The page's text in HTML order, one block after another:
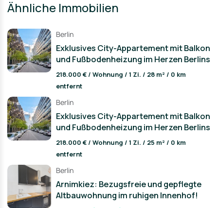
Ähnliche Immobilien
Berlin
Exklusives City-Appartement mit Balkon
und Fußbodenheizung im Herzen Berlins
218.000 € / Wohnung / 1 Zi. / 28 m² / 0 km
entfernt
Berlin
Exklusives City-Appartement mit Balkon
und Fußbodenheizung im Herzen Berlins
218.000 € / Wohnung / 1 Zi. / 25 m² / 0 km
entfernt
Berlin
Arnimkiez: Bezugsfreie und gepflegte
Altbauwohnung im ruhigen Innenhof!